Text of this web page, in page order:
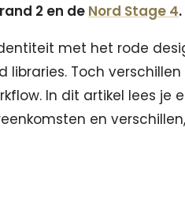
2 en de Nord Stage 4.
met het rode
Toch verschillen
In dit artikel lees je
en verschillen,